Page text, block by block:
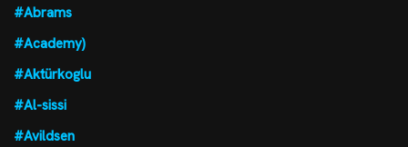
#Abrams
#Academy)
#Aktürkoglu
#Al-sissi
#Avildsen